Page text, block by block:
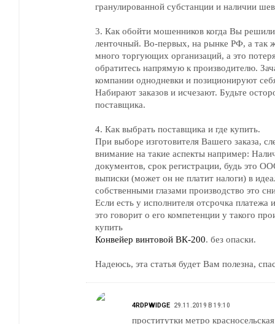
гранулированной субстанции и наличии
3. Как обойти мошенников когда Вы решили
ленточный. Во-первых, на рынке РФ, а так
много торгующих организаций, а это
обратитесь напрямую к производителю.
компании однодневки и позиционируют себя как производитель.
Набирают заказов и исчезают. Будьте
поставщика.
4. Как выбрать поставщика и где купить.
При выборе изготовителя Вашего заказа,
внимание на такие аспекты например:
документов, срок регистрации, будь это
выписки (может он не платит налоги) в
собственными глазами производство это
Если есть у исполнителя отсрочка платежа
это говорит о его компетенции у такого
купить
Конвейер винтовой ВК-200. без опаски.
Надеюсь, эта статья будет Вам полезна,
4RDPWIDGE 29.11.2019 В 19:10
проститутки метро красносельская